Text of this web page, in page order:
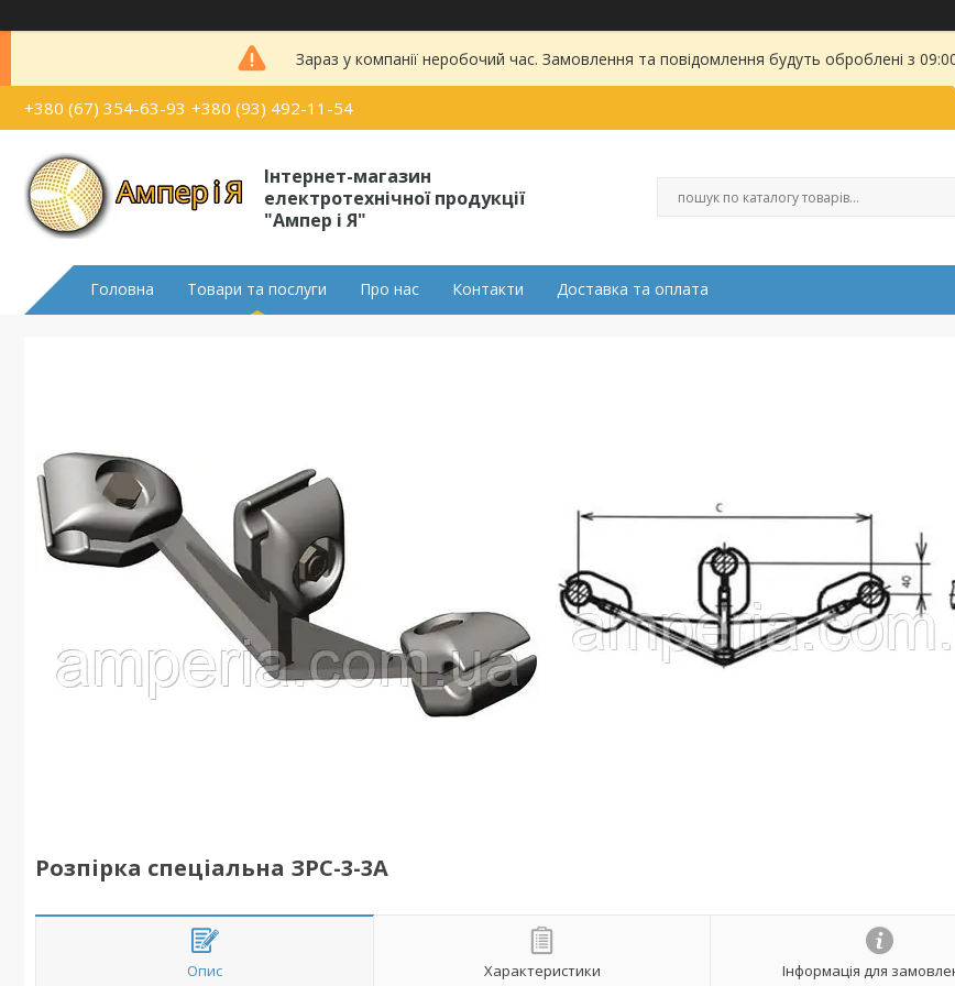
Зараз у компанії неробочий час. Замовлення та повідомлення будуть оброблені з
+380 (67) 354-63-93 +380 (93) 492-11-54
Інтернет-магазин
електротехнічної продукції
"Ампер і Я"
Головна Товари та послуги Про нас Контакти Доставка та оплата
Розпірка спеціальна ЗРС-3-3A
Опис Характеристики Інформація для